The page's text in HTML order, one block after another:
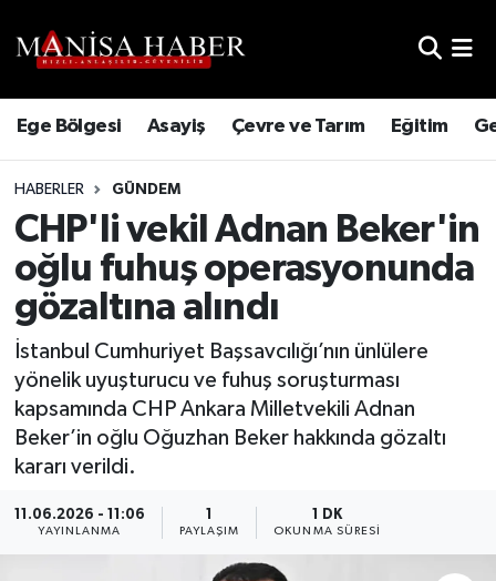
Ege Bölgesi Asayiş Çevre ve Tarım Eğitim
HABERLER GÜNDEM
CHP'li vekil Adnan Beker'in
oğlu fuhuş operasyonunda
gözaltına alındı
İstanbul Cumhuriyet Başsavcılığı’nın ünlülere
yönelik uyuşturucu ve fuhuş soruşturması
kapsamında CHP Ankara Milletvekili Adnan
Beker’in oğlu Oğuzhan Beker hakkında gözaltı
kararı verildi.
11.06.2026 - 11:06
YAYINLANMA
1
PAYLAŞIM
1 DK
OKUNMA SÜRESI
Trafik Durumu
Süper Lig Puan Durumu ve Fikstür
Tüm Manşetler
Son Dakika Haberleri